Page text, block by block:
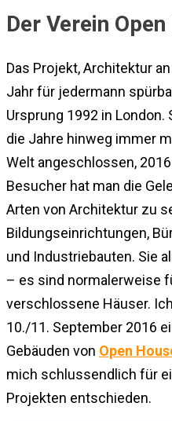
Der Verein
Das Projekt, Architektur
Jahr für jedermann
Ursprung 1992 in
die Jahre hinweg immer
Welt angeschlossen,
Besucher hat man die
Arten von Architektur zu
Bildungseinrichtungen,
und Industriebauten. Sie
– es sind normalerweise
verschlossene Häuser.
10./11. September 2016
Gebäuden von Open
mich schlussendlich für
Projekten entschieden.